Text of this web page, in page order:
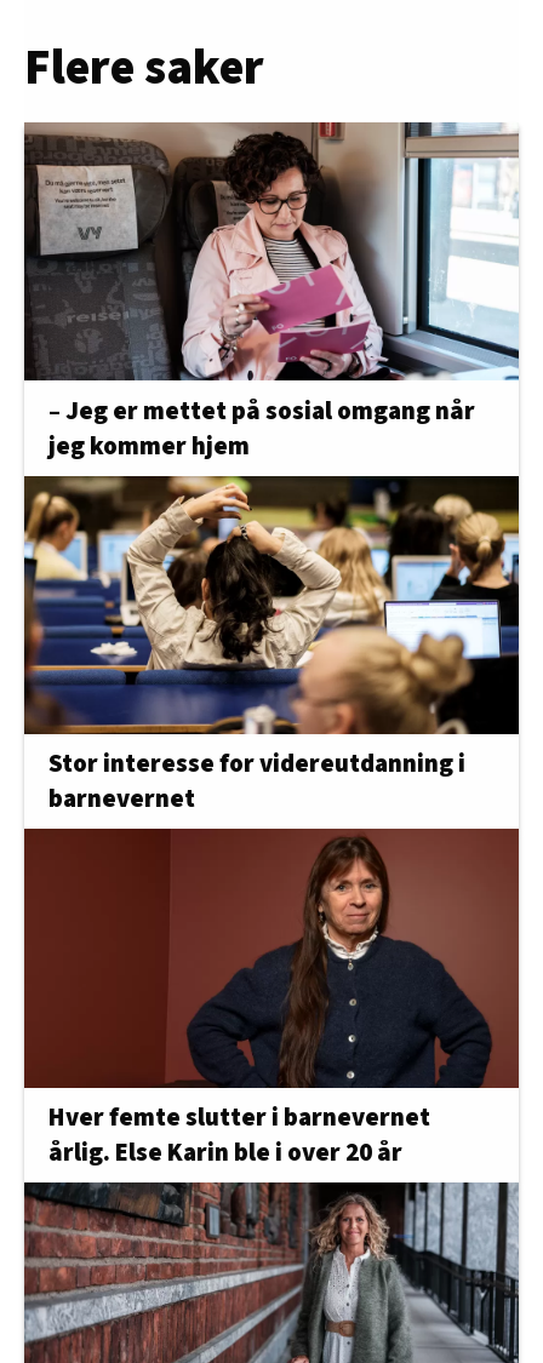
Flere saker
– Jeg er mettet på sosial omgang når
jeg kommer hjem
Stor interesse for videreutdanning i
barnevernet
Hver femte slutter i barnevernet
årlig. Else Karin ble i over 20 år